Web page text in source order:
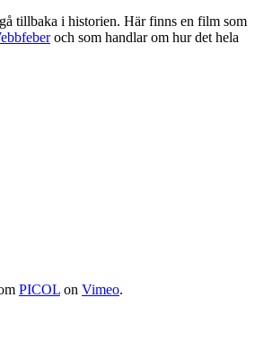
tillbaka i historien. Här finns en film som
och som handlar om hur det hela
PICOL on Vimeo.